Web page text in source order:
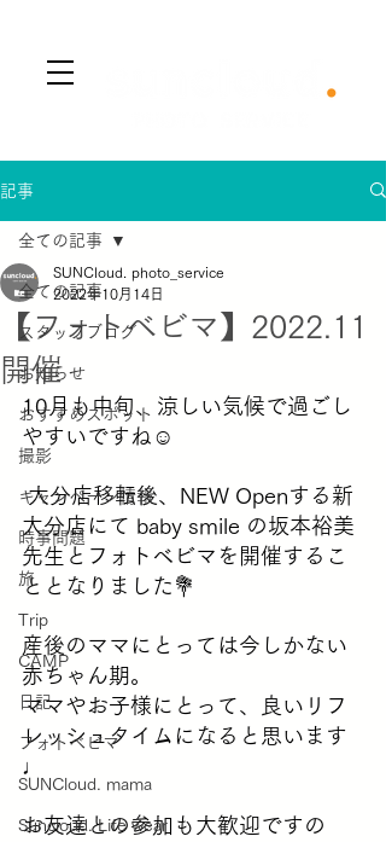
記事
全ての記事
スタッフブログ
お知らせ
おすすめスポット
撮影
キャンペーン情報
時事問題
旅
Trip
CAMP
日記
フォトベビマ
SUNCloud. mama
Suncloud. Life wear
全ての記事
【フォトベビマ】2022.11
開催
SUNCloud. photo_service
2022年10月14日
10月も中旬、涼しい気候で過ごし
やすいですね☺️
大分店移転後、NEW Openする新
大分店にて baby smile の坂本裕美
先生とフォトベビマを開催するこ
ととなりました💐
産後のママにとっては今しかない
赤ちゃん期。
ママやお子様にとって、良いリフ
レッシュタイムになると思います
♩
お友達との参加も大歓迎ですの